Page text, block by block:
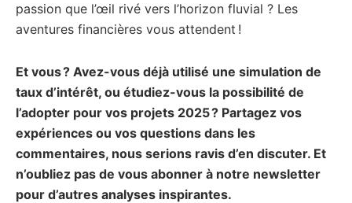
passion que l’œil rivé vers l’horizon fluvial ? Les
aventures financières vous attendent !
Et vous ? Avez-vous déjà utilisé une simulation de
taux d’intérêt, ou étudiez-vous la possibilité de
l’adopter pour vos projets 2025 ? Partagez vos
expériences ou vos questions dans les
commentaires, nous serions ravis d’en discuter. Et
n’oubliez pas de vous abonner à notre newsletter
pour d’autres analyses inspirantes.